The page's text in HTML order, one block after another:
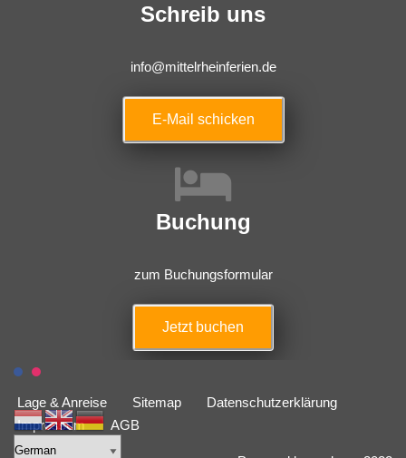
Schreib uns
info@mittelrheinferien.de
E-Mail schicken
Buchung
zum Buchungsformular
Jetzt buchen
Lage & Anreise Sitemap
Datenschutzerklärung
Impressum
AGB